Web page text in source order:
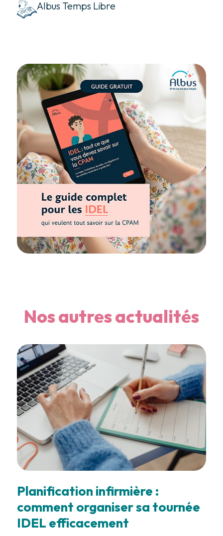
Albus Temps Libre
Nos autres actualités
Planification infirmière :
comment organiser sa tournée
IDEL efficacement